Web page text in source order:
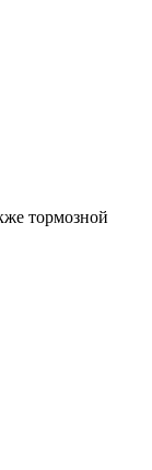
тормозной